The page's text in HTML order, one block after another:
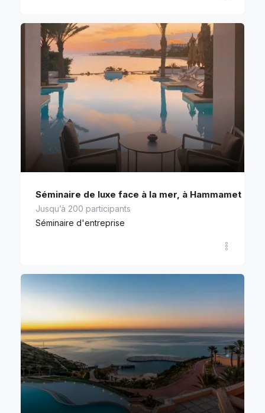
Séminaire de luxe face à la mer, à Hammamet
Jusqu’à 200 participants
Séminaire d'entreprise